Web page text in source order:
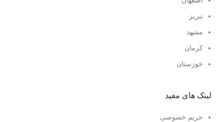
تبریز
مشهد
کرمان
خوزستان
لینک های مفید
حریم خصوصی